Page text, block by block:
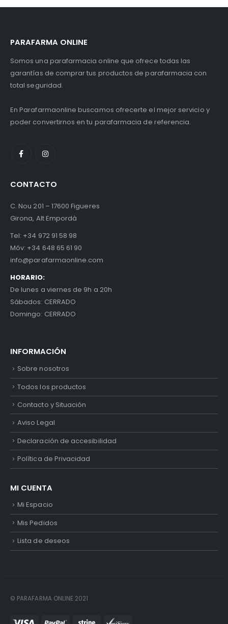
PARAFARMA ONLINE
Somos una parafarmacia online que ofrece todas las
garantías de comprar tus productos de parafarmacia con
total seguridad.
En Parafarmaonline buscamos ofrecerte el mejor servicio y
poder convertirnos en tu parafarmacia de referencia.
CONTACTO
C. Nou 201 – 17600 Figueres
Girona, Alt Empordà
Tel: +34 972 91 58 98
Móv: +34 648 65 61 90
info@parafarmaonline.com
HORARIO:
De lunes a viernes de 9h a 20h
Sábados: CERRADO
Domingo: CERRADO
INFORMACIÓN
Sobre nosotros
Todos los productos
Contacto y Situación
Aviso Legal
Declaración de accesibilidad
Política de Privacidad
MI CUENTA
Mi Espacio
Mis Pedidos
Lista de deseos
© PARAFARMA ONLINE 2021